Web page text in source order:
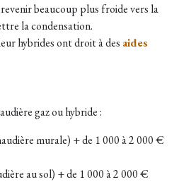
beaucoup plus froide vers la
la condensation.
hybrides ont droit à des aides
gaz ou hybride :
murale) + de 1 000 à 2 000 €
au sol) + de 1 000 à 2 000 €